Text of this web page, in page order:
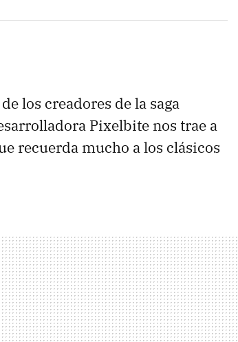
los creadores de la saga
Pixelbite nos trae a
recuerda mucho a los clásicos